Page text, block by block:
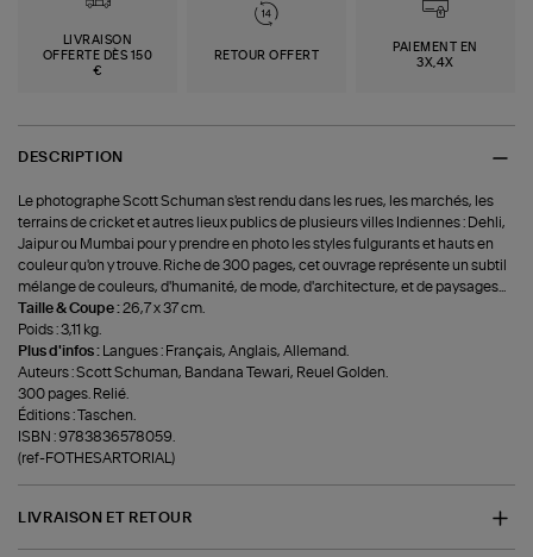
LIVRAISON
OFFERTE DÈS 150
€
RETOUR OFFERT
PAIEMENT EN
3X,4X
DESCRIPTION
Le photographe Scott Schuman s'est rendu dans les rues, les marchés, les
terrains de cricket et autres lieux publics de plusieurs villes Indiennes : Dehli,
Jaipur ou Mumbai pour y prendre en photo les styles fulgurants et hauts en
couleur qu'on y trouve. Riche de 300 pages, cet ouvrage représente un subtil
mélange de couleurs, d'humanité, de mode, d'architecture, et de paysages...
Taille & Coupe :26,7 x 37 cm.
Poids : 3,11 kg.
Plus d'infos :
Langues : Français, Anglais, Allemand.
Auteurs : Scott Schuman, Bandana Tewari, Reuel Golden.
300 pages. Relié.
Éditions : Taschen.
ISBN : 9783836578059.
(ref-FOTHESARTORIAL)
LIVRAISON ET RETOUR